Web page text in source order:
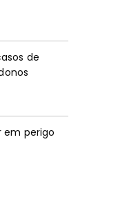
de
em perigo